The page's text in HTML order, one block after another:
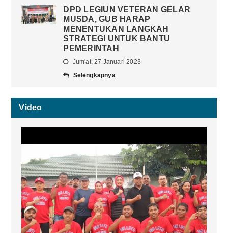
DPD LEGIUN VETERAN GELAR
MUSDA, GUB HARAP
MENENTUKAN LANGKAH
STRATEGI UNTUK BANTU
PEMERINTAH
Jum'at, 27 Januari 2023
Selengkapnya
Video